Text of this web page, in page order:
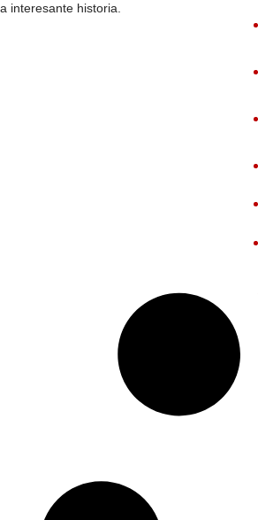
interesante historia.